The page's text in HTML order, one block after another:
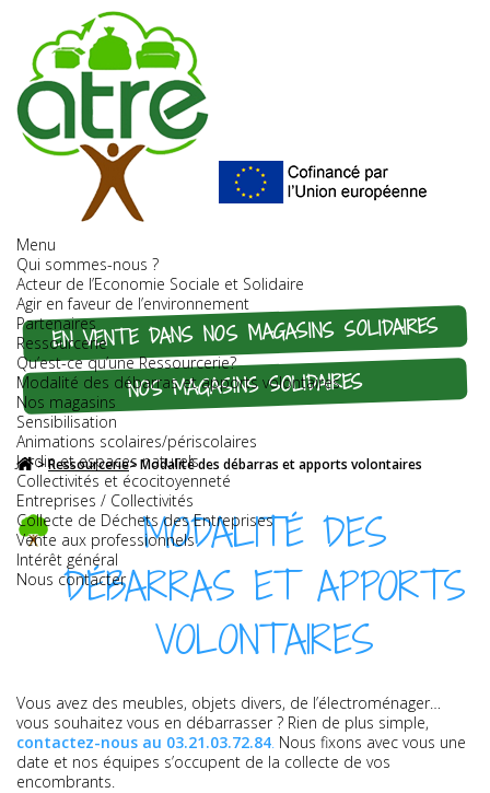
Menu
Qui sommes-nous ?
Acteur de l’Economie Sociale et Solidaire
Agir en faveur de l’environnement
Partenaires
Ressourcerie
Qu’est-ce qu’une Ressourcerie?
Modalité des débarras et apports volontaires
Nos magasins
Sensibilisation
Animations scolaires/périscolaires
Jardin et espaces naturels
Collectivités et écocitoyenneté
Entreprises / Collectivités
Collecte de Déchets des Entreprises
Vente aux professionnels
Intérêt général
Nous contacter
EN VENTE DANS NOS MAGASINS SOLIDAIRES
NOS MAGASINS SOLIDAIRES
>Ressourcerie>Modalité des débarras et apports volontaires
MODALITÉ DES
DÉBARRAS ET APPORTS
VOLONTAIRES
Vous avez des meubles, objets divers, de l’électroménager…
vous souhaitez vous en débarrasser ? Rien de plus simple,
contactez-nous au 03.21.03.72.84. Nous fixons avec vous une
date et nos équipes s’occupent de la collecte de vos
encombrants.